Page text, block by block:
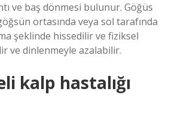
ve baş dönmesi bulunur. Göğüs
ortasında veya sol tarafında
şeklinde hissedilir ve fiziksel
ve dinlenmeyle azalabilir.
kalp hastalığı